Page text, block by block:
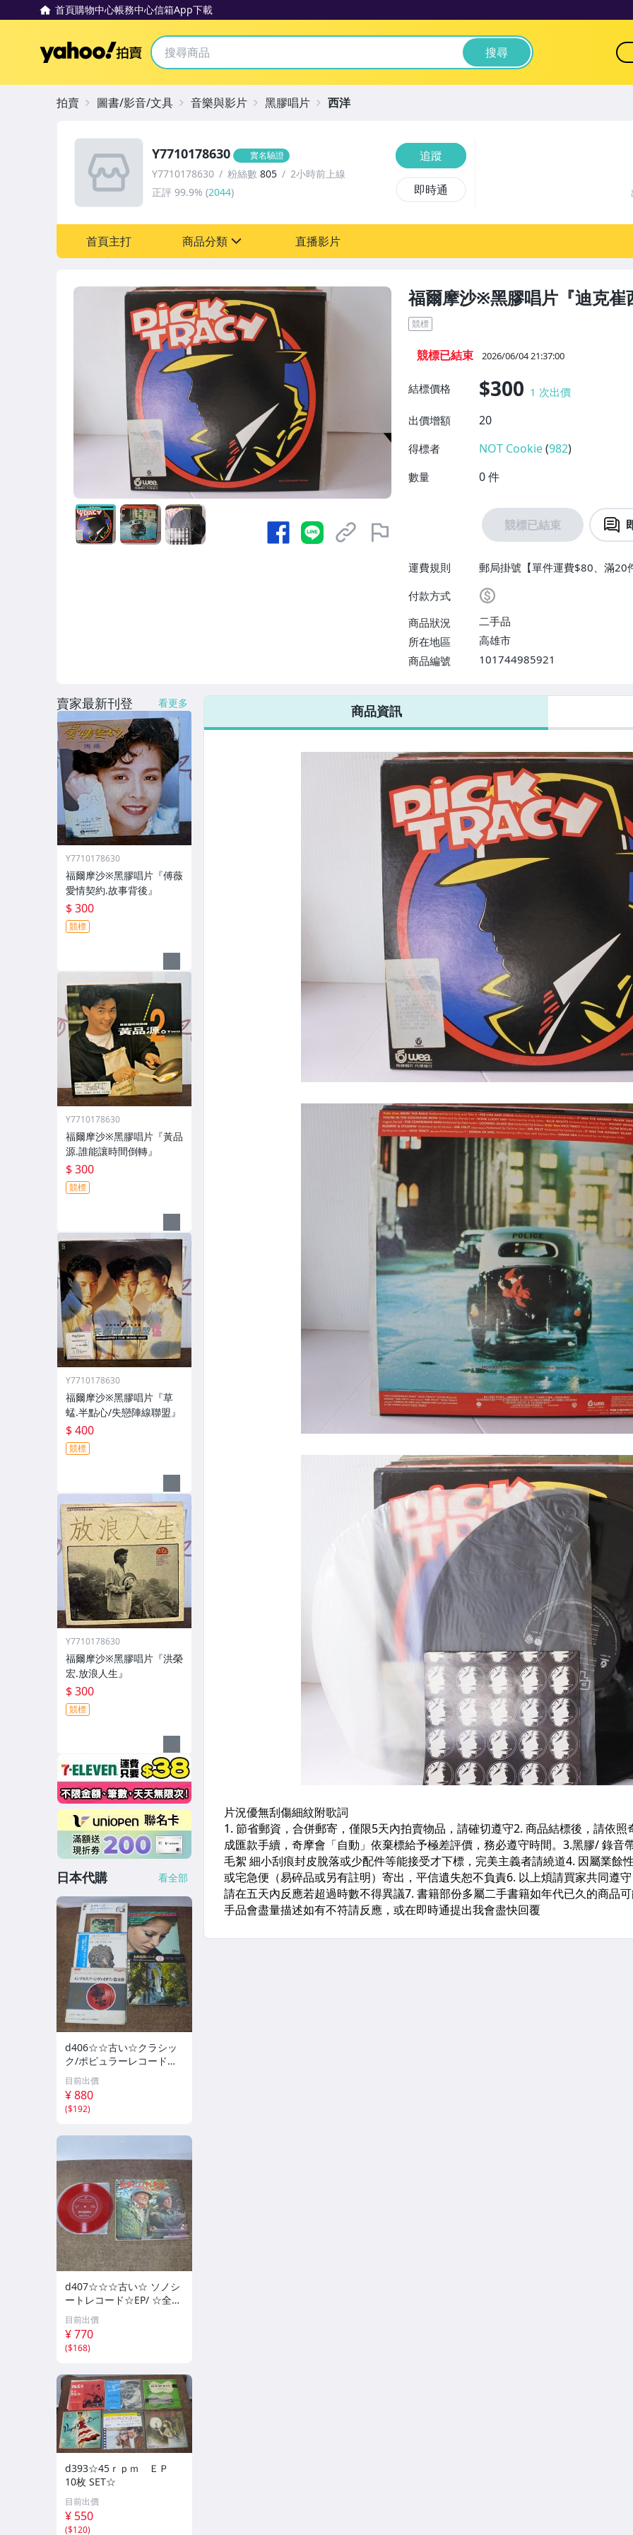
首頁購物中心帳務中心信箱App下載
Yahoo拍賣 搜尋
福爾摩沙※黑膠唱片『迪克崔
競標
競標已結束 2026/06/04 21:37:00
結標價格 $300 1 次出價
出價增額
20
得標者 NOT Cookie (982)
數量 0件
競標已結束
運費規則
郵局掛號【單件運費$80、滿
付款方式
商品狀況
二手品
所在地區
高雄市
商品編號
101744985921
Y7710178630 實名驗證
Y7710178630 粉絲數 805
2小時前上線
正評 99.9% (2044)
追蹤
即時通
首頁主打 商品分類 直播影片
拍賣 圖書/影音/文具 音樂與影片 黑膠唱片 西洋
商品資訊
賣家最新刊登 看更多
Y7710178630
福爾摩沙※黑膠唱片『傅薇
愛情契約.故事背後』
$ 300
競標
Y7710178630
福爾摩沙※黑膠唱片『黃品
源.誰能讓時間倒轉』
$ 300
競標
Y7710178630
福爾摩沙※黑膠唱片『草
蜢.半點心/失戀陣線聯盟』
$ 400
競標
Y7710178630
福爾摩沙※黑膠唱片『洪榮
宏.放浪人生』
$ 300
競標
日本代購 看全部
d406☆☆古い☆クラシッ
ク/ポピュラーレコード☆E
P/ ☆全9枚
目前出價
¥ 880
($192)
d407☆☆☆古い☆ ソノシ
ートレコード☆EP/ ☆全3
枚
目前出價
¥ 770
($168)
d393☆45ｒｐｍ ＥＰ
10枚 SET☆
目前出價
¥ 550
($120)